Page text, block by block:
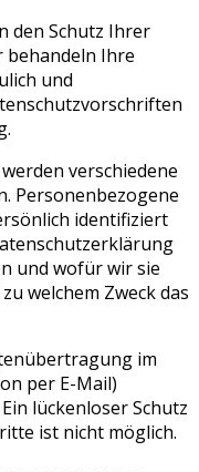
den Schutz Ihrer
behandeln Ihre
und
verschiedene
Personenbezogene
identifiziert
und wofür wir sie
welchem Zweck das
im
per E-Mail)
lückenloser Schutz
ist nicht möglich.